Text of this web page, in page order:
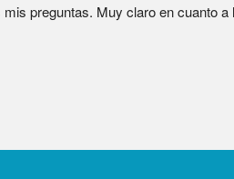
mis preguntas. Muy claro en cuanto